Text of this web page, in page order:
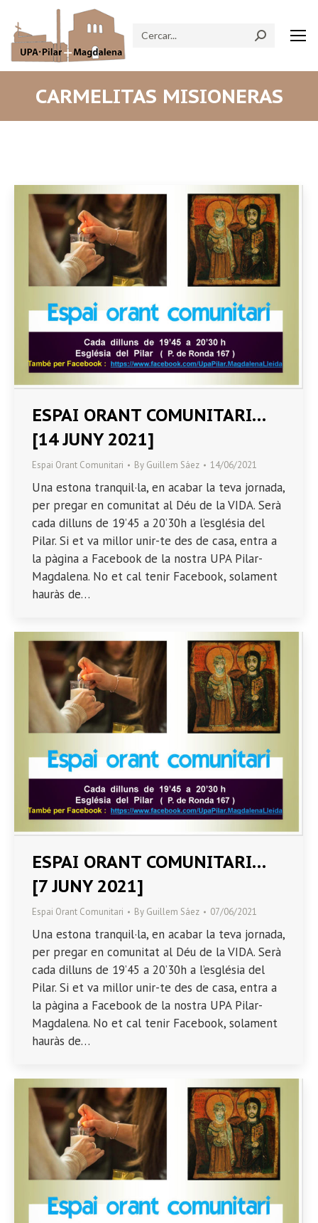
Search:
CARMELITAS MISIONERAS
ESPAI ORANT COMUNITARI…
[14 JUNY 2021]
Espai Orant Comunitari By Guillem Sáez 14/06/2021
Una estona tranquil·la, en acabar la teva jornada,
per pregar en comunitat al Déu de la VIDA. Serà
cada dilluns de 19’45 a 20’30h a l’església del
Pilar. Si et va millor unir-te des de casa, entra a
la pàgina a Facebook de la nostra UPA Pilar-
Magdalena. No et cal tenir Facebook, solament
hauràs de…
ESPAI ORANT COMUNITARI…
[7 JUNY 2021]
Espai Orant Comunitari By Guillem Sáez 07/06/2021
Una estona tranquil·la, en acabar la teva jornada,
per pregar en comunitat al Déu de la VIDA. Serà
cada dilluns de 19’45 a 20’30h a l’església del
Pilar. Si et va millor unir-te des de casa, entra a
la pàgina a Facebook de la nostra UPA Pilar-
Magdalena. No et cal tenir Facebook, solament
hauràs de…